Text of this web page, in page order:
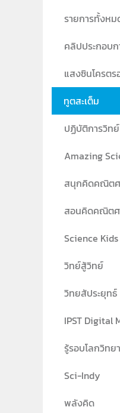
รายการทั้งห
คลิปประกอบ
แสงซินโครตร
ทูตสะเต็ม
ปฏิบัติการวิทย์
Amazing
สนุกคิดคณิต
สอนคิดคณิต
Science
วิทย์สู้วิทย์
วิทยสัประยุทธ์
IPST Digital
รู้รอบโลกวิทย
Sci-Indy
พลังคิด